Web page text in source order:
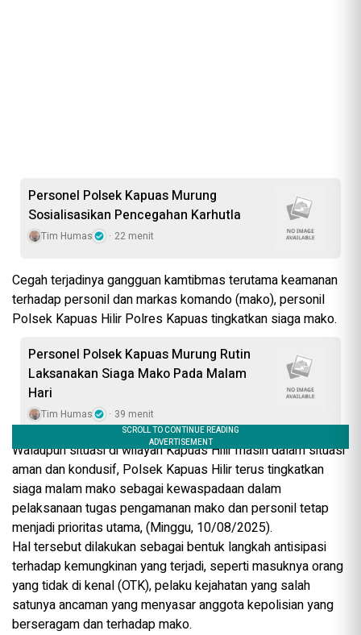
Personel Polsek Kapuas Murung
Sosialisasikan Pencegahan Karhutla
Tim Humas 22 menit
Cegah terjadinya gangguan kamtibmas terutama keamanan
terhadap personil dan markas komando (mako), personil
Polsek Kapuas Hilir Polres Kapuas tingkatkan siaga mako.
Personel Polsek Kapuas Murung Rutin
Laksanakan Siaga Mako Pada Malam
Hari
Tim Humas 39 menit
Walaupun situasi di wilayah Kapuas Hilir masih dalam situasi
aman dan kondusif, Polsek Kapuas Hilir terus tingkatkan
siaga malam mako sebagai kewaspadaan dalam
pelaksanaan tugas pengamanan mako dan personil tetap
menjadi prioritas utama, (Minggu, 10/08/2025).
Hal tersebut dilakukan sebagai bentuk langkah antisipasi
terhadap kemungkinan yang terjadi, seperti masuknya orang
yang tidak di kenal (OTK), pelaku kejahatan yang salah
satunya ancaman yang menyasar anggota kepolisian yang
berseragam dan terhadap mako.